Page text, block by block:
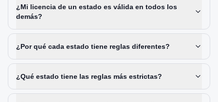
¿Mi licencia de un estado es válida en todos los
demás?
¿Por qué cada estado tiene reglas diferentes?
¿Qué estado tiene las reglas más estrictas?